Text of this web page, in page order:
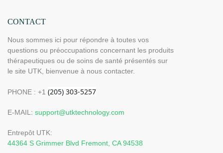
CONTACT
Nous sommes ici pour répondre à toutes vos
questions ou préoccupations concernant les produits
thérapeutiques ou de soins de santé présentés sur
le site UTK, bienvenue à nous contacter.
PHONE : +1
E-MAIL: support@utktechnology.com
Entrepôt UTK:
44364 S Grimmer Blvd Fremont, CA 94538